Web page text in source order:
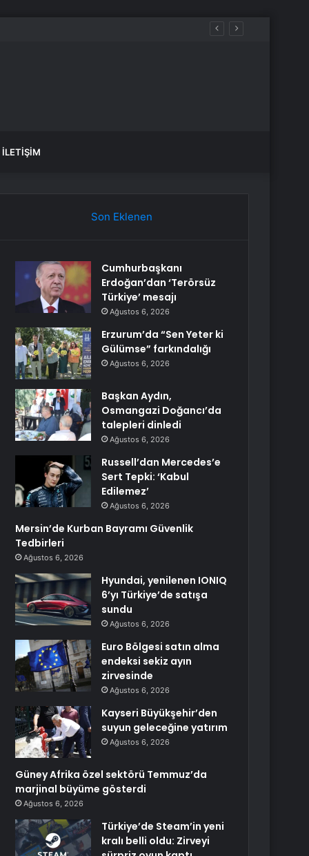
İLETIŞIM
Son Eklenen
Cumhurbaşkanı
Erdoğan’dan ‘Terörsüz
Türkiye’ mesajı
Ağustos 6, 2026
Erzurum’da “Sen Yeter ki
Gülümse” farkındalığı
Ağustos 6, 2026
Başkan Aydın,
Osmangazi Doğancı’da
talepleri dinledi
Ağustos 6, 2026
Russell’dan Mercedes’e
Sert Tepki: ‘Kabul
Edilemez’
Ağustos 6, 2026
Mersin’de Kurban Bayramı Güvenlik
Tedbirleri
Ağustos 6, 2026
Hyundai, yenilenen IONIQ
6’yı Türkiye’de satışa
sundu
Ağustos 6, 2026
Euro Bölgesi satın alma
endeksi sekiz ayın
zirvesinde
Ağustos 6, 2026
Kayseri Büyükşehir’den
suyun geleceğine yatırım
Ağustos 6, 2026
Güney Afrika özel sektörü Temmuz’da
marjinal büyüme gösterdi
Ağustos 6, 2026
Türkiye’de Steam’in yeni
kralı belli oldu: Zirveyi